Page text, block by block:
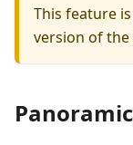
This feature
version of the